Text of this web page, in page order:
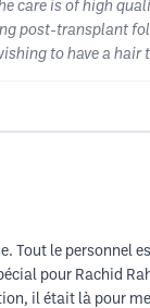
care is of high
post-transplant
to have a
Tout le personnel
pour Rachid
il était là pour